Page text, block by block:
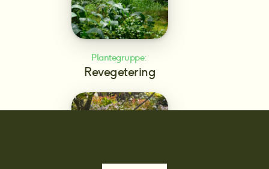
Plantegruppe:
Revegetering